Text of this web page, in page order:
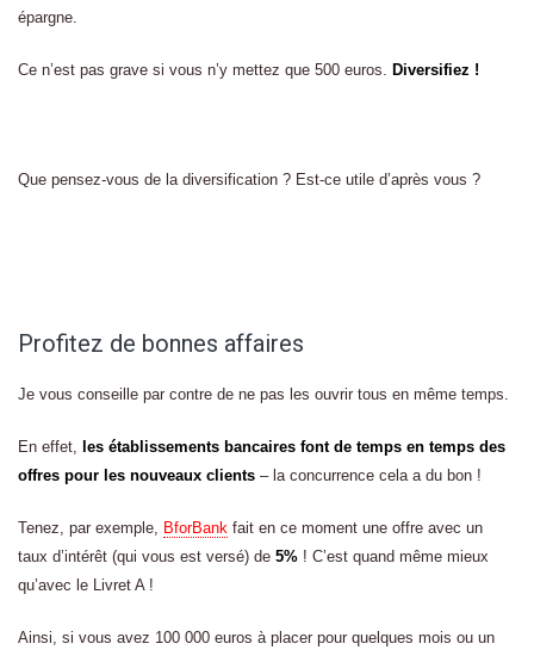
épargne.
Ce n’est pas grave si vous n’y mettez que 500 euros. Diversifiez !
Que pensez-vous de la diversification ? Est-ce utile d’après vous ?
Profitez de bonnes affaires
Je vous conseille par contre de ne pas les ouvrir tous en même temps.
En effet, les établissements bancaires font de temps en temps des
offres pour les nouveaux clients – la concurrence cela a du bon !
Tenez, par exemple, BforBank fait en ce moment une offre avec un
taux d’intérêt (qui vous est versé) de 5% ! C’est quand même mieux
qu’avec le Livret A !
Ainsi, si vous avez 100 000 euros à placer pour quelques mois ou un